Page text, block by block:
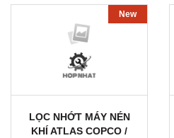
New
LỌC NHỚT MÁY NÉN
KHÍ ATLAS COPCO /